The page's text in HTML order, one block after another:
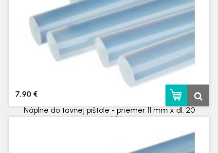
Náplne do tavnej pištole - priemer 11 mm x dĺ. 20
cm / 25 ks
7,90 €